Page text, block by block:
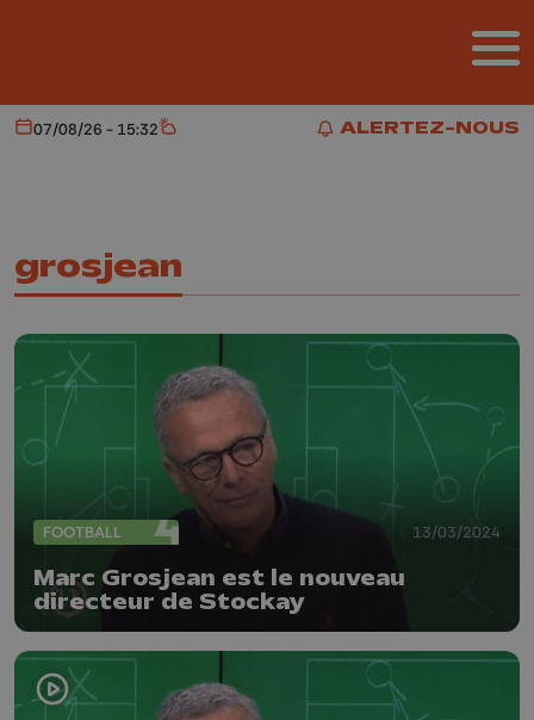
ALERTEZ-NOUS
ALERTEZ-NOUS
Aujourd'hui
07/08/26 - 15:32 Météo
grosjean
FOOTBALL 13/03/2024
Marc Grosjean est le nouveau
directeur de Stockay